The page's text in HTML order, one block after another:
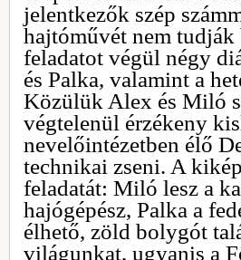
jelentkezők szép
hajtóművét nem
feladatot végül négy
és Palka, valamint a
Közülük Alex és Miló
végtelenül érzékeny
nevelőintézetben élő
technikai zseni. A
feladatát: Miló lesz a
hajógépész, Palka a
élhető, zöld bolygót
világunkat, ugyanis a